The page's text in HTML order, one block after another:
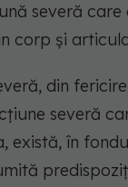
severă
corp și
din
severă
există, în